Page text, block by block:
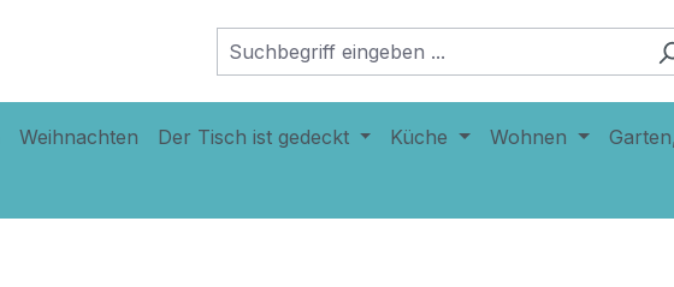
Weihnachten Der Tisch ist gedeckt Küche Wohnen